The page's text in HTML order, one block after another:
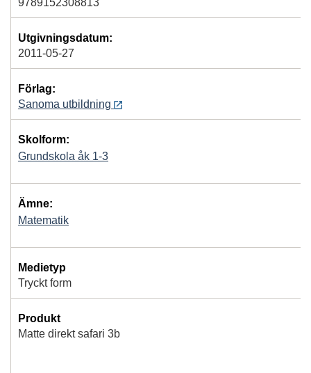
9789152308813
Utgivningsdatum:
2011-05-27
Förlag:
Sanoma utbildning
Skolform:
Grundskola åk 1-3
Ämne:
Matematik
Medietyp
Tryckt form
Produkt
Matte direkt safari 3b